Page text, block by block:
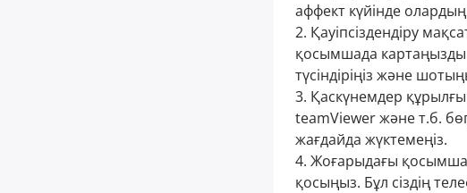
аффект күйінде
2. Қауіпсіздендіру
қосымшада картаңызды
түсіндіріңіз және
3. Қаскүнемдер
teamViewer және т.б.
жағдайда жүктемеңіз.
4. Жоғарыдағы
қосыңыз. Бұл сіздің